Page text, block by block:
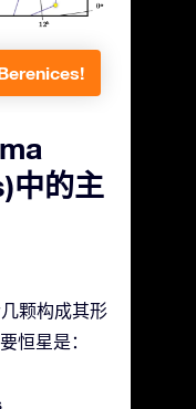
中的主
颗构成其形
恒星是：